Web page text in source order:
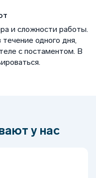
и сложности работы.
одного дня,
с постаментом. В
у нас